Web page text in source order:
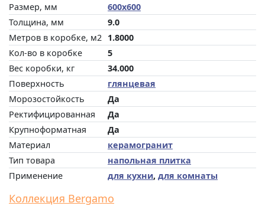
Размер, мм
600x600
Толщина, мм
9.0
Метров в коробке, м2
1.8000
Кол-во в коробке
5
Вес коробки, кг
34.000
Поверхность
глянцевая
Морозостойкость
Да
Ректифицированная
Да
Крупноформатная
Да
Материал
керамогранит
Тип товара
напольная плитка
Применение
для кухни, для комнаты
Коллекция Bergamo